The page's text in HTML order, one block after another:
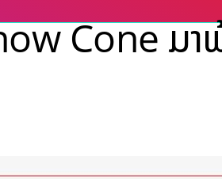
Cone ມ